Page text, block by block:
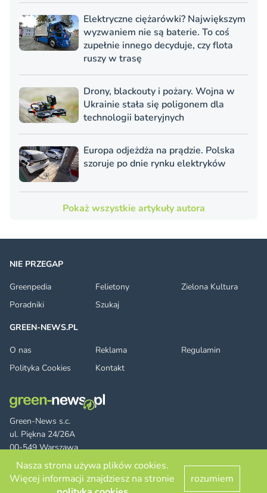
Elektryczne ciężarówki? Największym
wyzwaniem nie są baterie. To coś
zupełnie innego decyduje, czy flota
ruszy w trasę
Drony, blackouty i pożary. Wojna w
Ukrainie stała się poligonem dla
technologii bateryjnych
Europa odjeżdża na prądzie. Polska
szoruje po dnie rynku elektryków
Pokaż wszystkie artykuły autora
Green-News s.c.
ul. Piękna 24/26A
00-549 Warszawa
FacebookTwitter LinkedIn
RSS
© 2026 green-news.pl. All rights reserved.
NIE PRZEGAP
Greenpedia
Felietony
Zielona Kultura
Poradniki
Szukaj
GREEN-NEWS.PL
O nas
Reklama
Regulamin
Polityka Cookies
Kontakt
Nasza strona używa plików cookies.
Więcej informacji znajdziesz na stronie
rozumiem